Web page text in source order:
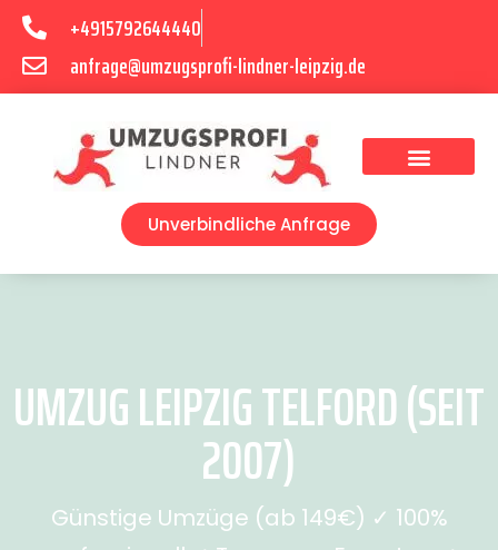
+4915792644440
anfrage@umzugsprofi-lindner-leipzig.de
Unverbindliche Anfrage
UMZUG LEIPZIG TELFORD (SEIT
2007)
Günstige Umzüge (ab 149€) ✓ 100%